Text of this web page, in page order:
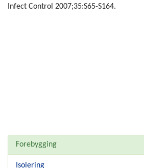
Infect Control 2007;35:S65-S164.
Forebygging
Isolering